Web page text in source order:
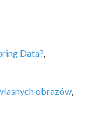
Data?,
obrazów,